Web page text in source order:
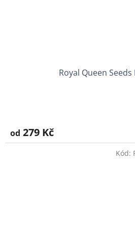
Royal Queen
je
5,0
od 279 Kč
Kód: